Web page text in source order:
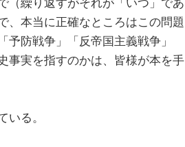
、本当に正確なところはこの問題
防戦争」「反帝国主義戦争」
事実を指すのかは、皆様が本を手
る。